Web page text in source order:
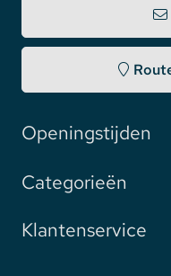
Openingstijden
Categorieën
Klantenservice